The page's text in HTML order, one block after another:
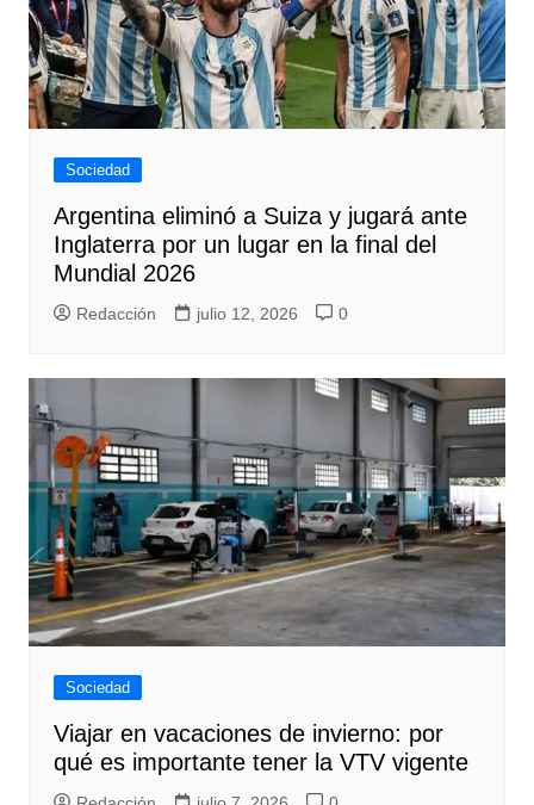
Sociedad
Argentina eliminó a Suiza y jugará ante
Inglaterra por un lugar en la final del
Mundial 2026
Redacción julio 12, 2026 0
Sociedad
Viajar en vacaciones de invierno: por
qué es importante tener la VTV vigente